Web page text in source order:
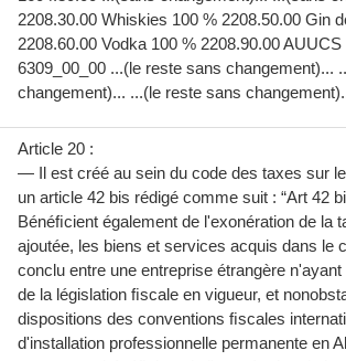
2208.30.00 Whiskies 100 % 2208.50.00 Gin
2208.60.00 Vodka 100 % 2208.90.00 AUUCS
6309_00_00 ...(le reste sans changement)...
changement)... ...(le reste sans
Article 20 :
— Il est créé au sein du code des taxes sur
un article 42 bis rédigé comme suit : “Art
Bénéﬁcient également de l'exonération de la
ajoutée, les biens et services acquis dans le
conclu entre une entreprise étrangère
de la législation ﬁscale en vigueur, et
dispositions des conventions ﬁscales
d'installation professionnelle permanente en